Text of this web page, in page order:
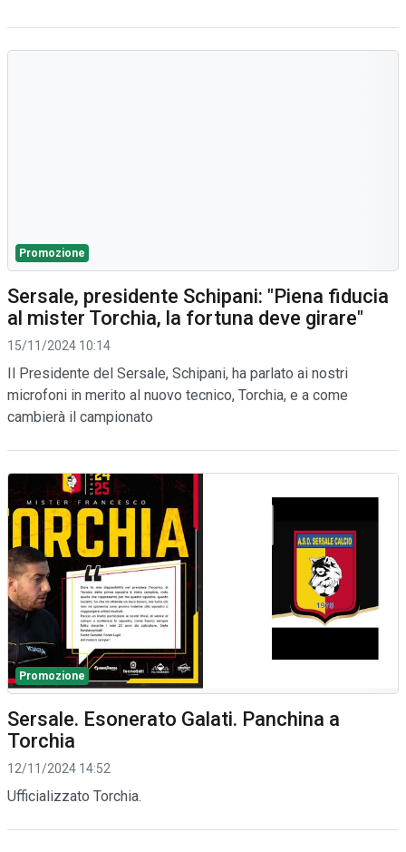
Promozione
Sersale, presidente Schipani: "Piena fiducia
al mister Torchia, la fortuna deve girare"
15/11/2024 10:14
Il Presidente del Sersale, Schipani, ha parlato ai nostri
microfoni in merito al nuovo tecnico, Torchia, e a come
cambierà il campionato
Promozione
Sersale. Esonerato Galati. Panchina a
Torchia
12/11/2024 14:52
Ufficializzato Torchia.